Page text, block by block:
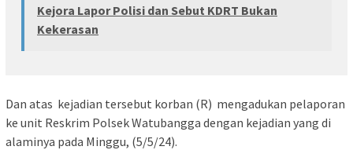
Kejora Lapor Polisi dan Sebut KDRT Bukan
Kekerasan
Dan atas kejadian tersebut korban (R) mengadukan pelaporan
ke unit Reskrim Polsek Watubangga dengan kejadian yang di
alaminya pada Minggu, (5/5/24).